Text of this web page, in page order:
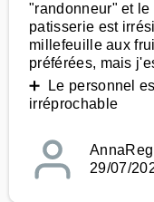
"randonneur" et
patisserie est
millefeuille aux
préférées, mais
➕ Le personnel
irréprochable
29/07/